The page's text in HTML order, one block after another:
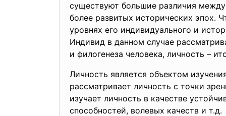
существуют большие различия
более развитых исторических эпох.
уровнях его индивидуального и
Индивид в данном случае
и филогенеза человека, личность –
Личность является объектом
рассматривает личность с точки
изучает личность в качестве
способностей, волевых качеств и т.д.